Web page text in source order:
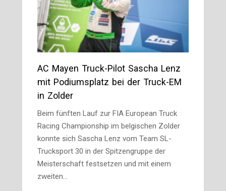
AC Mayen Truck-Pilot Sascha Lenz
mit Podiumsplatz bei der Truck-EM
in Zolder
Beim fünften Lauf zur FIA European Truck
Racing Championship im belgischen Zolder
konnte sich Sascha Lenz vom Team SL-
Trucksport 30 in der Spitzengruppe der
Meisterschaft festsetzen und mit einem
zweiten…